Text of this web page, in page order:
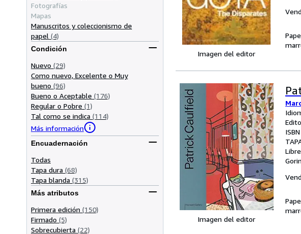
Fotografías
Mapas
Manuscritos y coleccionismo de
papel (4)
Condición
Nuevo (29)
Como nuevo, Excelente o Muy
bueno (96)
Bueno o Aceptable (176)
Regular o Pobre (1)
Tal como se indica (114)
Más información
Encuadernación
Todas
Tapa dura (68)
Tapa blanda (315)
Más atributos
Primera edición (150)
Firmado (5)
Sobrecubierta (22)
Imagen del editor
Imagen del editor